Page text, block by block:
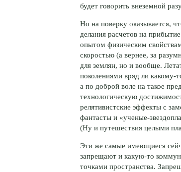
будет говорить внеземной
Но на поверку оказывается,
делания расчетов на
опытом физическим
скоростью (а вернее, за
для землян, но и вообще.
поколениями вряд ли какому-
а по доброй воле на такое
технологическую
релятивистские эффекты с
фантасты и «ученые-
(Ну и путешествия целыми
Эти же самые имеющиеся
запрещают и какую-то
точками пространства.